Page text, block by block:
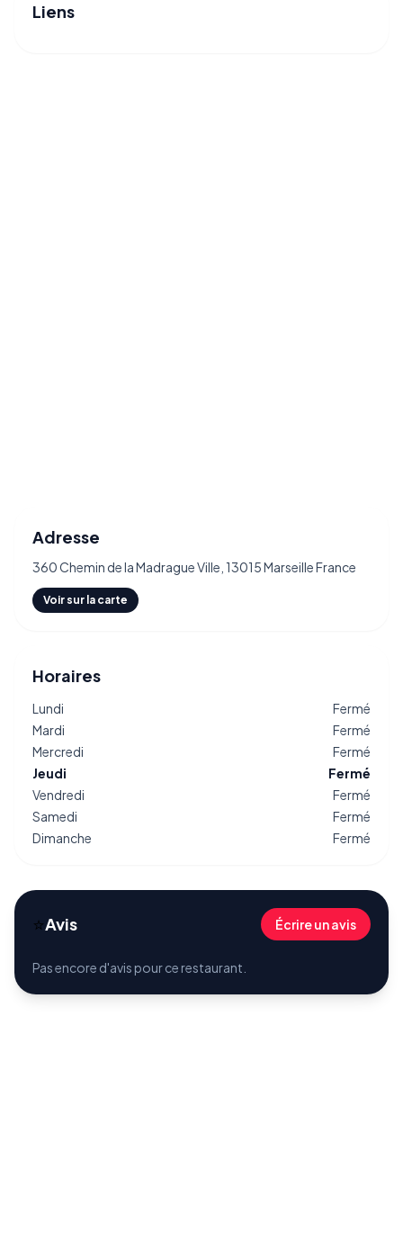
Liens
Adresse
360 Chemin de la Madrague Ville, 13015 Marseille France
Voir sur la carte
Horaires
Lundi
Fermé
Mardi
Fermé
Mercredi
Fermé
Jeudi
Fermé
Vendredi
Fermé
Samedi
Fermé
Dimanche
Fermé
⭐Avis Écrire un avis
Pas encore d'avis pour ce restaurant.